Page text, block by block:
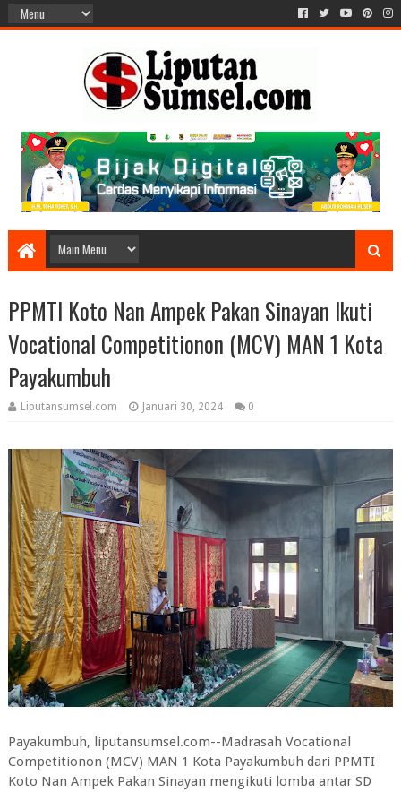
PPMTI Koto Nan Ampek Pakan Sinayan Ikuti
Vocational Competitionon (MCV) MAN 1 Kota
Payakumbuh
Liputansumsel.com Januari 30, 2024 0
Payakumbuh, liputansumsel.com--Madrasah Vocational
Competitionon (MCV) MAN 1 Kota Payakumbuh dari PPMTI
Koto Nan Ampek Pakan Sinayan mengikuti lomba antar SD